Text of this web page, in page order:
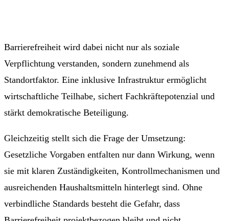
Barrierefreiheit wird dabei nicht nur als soziale
Verpflichtung verstanden, sondern zunehmend als
Standortfaktor. Eine inklusive Infrastruktur ermöglicht
wirtschaftliche Teilhabe, sichert Fachkräftepotenzial und
stärkt demokratische Beteiligung.
Gleichzeitig stellt sich die Frage der Umsetzung:
Gesetzliche Vorgaben entfalten nur dann Wirkung, wenn
sie mit klaren Zuständigkeiten, Kontrollmechanismen und
ausreichenden Haushaltsmitteln hinterlegt sind. Ohne
verbindliche Standards besteht die Gefahr, dass